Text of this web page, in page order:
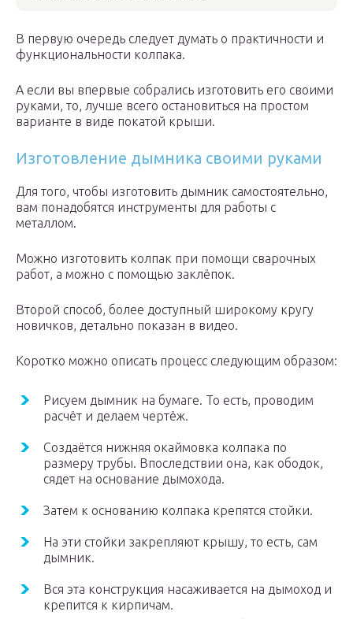
В первую очередь следует думать о практичности и
функциональности колпака.
А если вы впервые собрались изготовить его своими
руками, то, лучше всего остановиться на простом
варианте в виде покатой крыши.
Изготовление дымника своими руками
Для того, чтобы изготовить дымник самостоятельно,
вам понадобятся инструменты для работы с
металлом.
Можно изготовить колпак при помощи сварочных
работ, а можно с помощью заклёпок.
Второй способ, более доступный широкому кругу
новичков, детально показан в видео.
Коротко можно описать процесс следующим образом:
Рисуем дымник на бумаге. То есть, проводим
расчёт и делаем чертёж.
Создаётся нижняя окаймовка колпака по
размеру трубы. Впоследствии она, как ободок,
сядет на основание дымохода.
Затем к основанию колпака крепятся стойки.
На эти стойки закрепляют крышу, то есть, сам
дымник.
Вся эта конструкция насаживается на дымоход и
крепится к кирпичам.